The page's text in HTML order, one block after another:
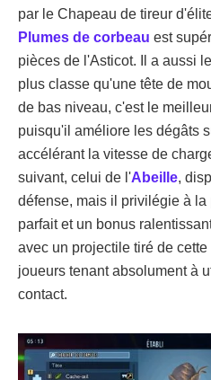
par le Chapeau de tireur
Plumes de corbeau est
pièces de l'Asticot. Il a aussi
plus classe qu'une tête de
de bas niveau, c'est le
puisqu'il améliore les dégâts
accélérant la vitesse de
suivant, celui de l'Abeille,
défense, mais il privilégie à la
parfait et un bonus
avec un projectile tiré de
joueurs tenant absolument à
contact.